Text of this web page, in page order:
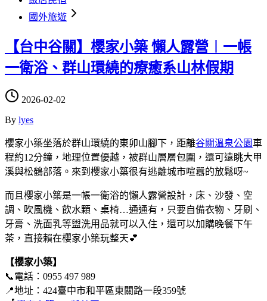
國外旅遊
【台中谷關】櫻家小築 懶人露營︱一帳
一衛浴、群山環繞的療癒系山林假期
2026-02-02
By lyes
櫻家小築坐落於群山環繞的東卯山腳下，距離谷關溫泉公園車
程約12分鐘，地理位置優越，被群山層層包圍，還可遠眺大甲
溪與松鶴部落。來到櫻家小築很有逃離城市喧囂的放鬆呀~
而且櫻家小築是一帳一衛浴的懶人露營設計，床、沙發、空
調、吹風機、飲水顆、桌椅…通通有，只要自備衣物、牙刷、
牙膏、洗面乳等盥洗用品就可以入住，還可以加購晚餐下午
茶，直接賴在櫻家小築玩整天💕
【櫻家小築】
📞電話：0955 497 989
📍地址：424臺中市和平區東關路一段359號